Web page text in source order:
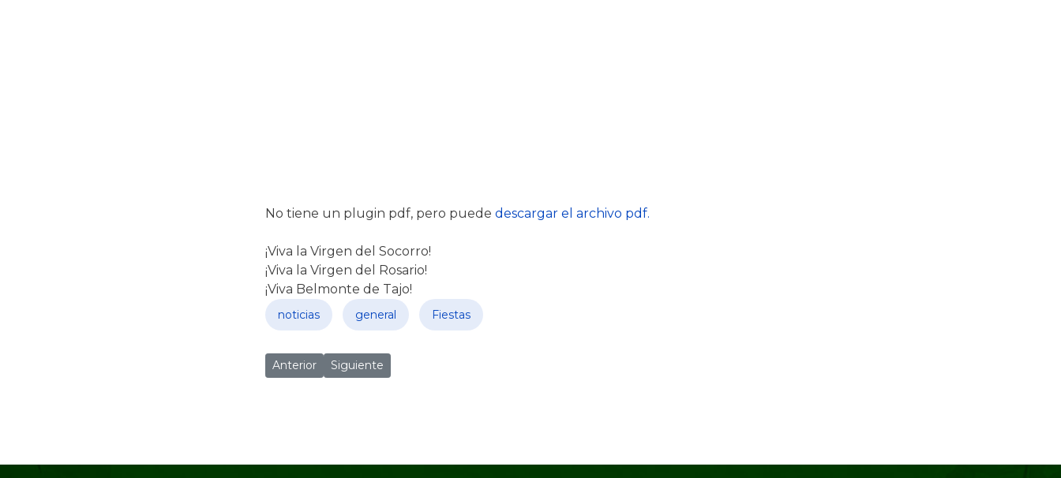
No tiene un plugin pdf, pero puede descargar el archivo pdf.
¡Viva la Virgen del Socorro!
¡Viva la Virgen del Rosario!
¡Viva Belmonte de Tajo!
noticias general Fiestas
Artículo anterior: 9ª SAN SILVESTRE BELMONTEÑA 2025
Anterior Artículo siguiente: Horario de Verano Autobuses
Siguiente